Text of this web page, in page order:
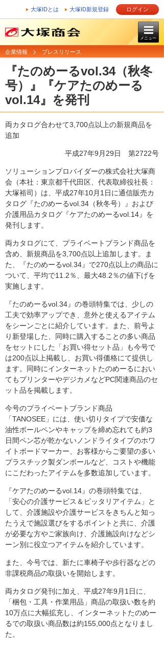
大塚IDとは 大塚ID新規登録 ログイン
メニュー
企業情報 プレスリリース
『たのめーるvol.34（秋冬
号）』『ケアたのめーる
vol.14』を発刊
両カタログ合わせて3,700点以上の新規商品を
追加
平成27年9月29日 第2722号
ソリューションプロバイダーの株式会社大塚商
会（本社：東京都千代田区、代表取締役社長：
大塚裕司）は、平成27年10月1日に通信販売カ
タログ『たのめーるvol.34（秋冬号）』および
介護用品カタログ『ケアたのめーるvol.14』を
発刊します。
両カタログにて、プライベートブランド商品を
含め、新規商品を3,700点以上追加します。ま
た、『たのめーるvol.34』で270点以上の商品に
ついて、平均で11.2％、最大48.2％の値下げを
実施します。
『たのめーるvol.34』の巻頭特集では、少しの
工夫で効率アップでき、意外と使えるアイテム
をシーンごとに紹介しています。また、前号よ
り新登場した、同時に購入することの多い商品
をセットにした「お買い得セット品」も今号で
は200点以上掲載し、お買い得価格にて提供し
ます。同時にインターネットたのめーるにおい
てもプリンターやデジカメなどPC関連商品のセ
ット品を掲載します。
今号のプライベートブランド商品
「TANOSEE」には、使い切りタイプで安価な
油性ボールペンやキャップを締め忘れても約3
日間ペン芯が乾かないノンドライタイプのホワ
イトボードマーカー、お客様からご要望の多い
プラスチック製ダンボールなど、コストや機能
にこだわったアイテムを多数追加しています。
『ケアたのめーるvol.14』の巻頭特集では、
「安心の介護サービス＆ピッタリアイテム」と
して、介護施設や介護サービスをきちんと知っ
たうえで施設選びをするポイントと共に、介護
が必要な方やご家族向け、介護施設向けなどシ
ーン別に役立つアイテムを紹介しています。
また、今号では、新たに車椅子や歩行器などの
非課税商品の取扱いを開始します。
両カタログ発刊に加え、平成27年9月1日に、
「梱包・工具・作業用品」商品の取扱い数を約
10万点に大幅拡充し、インターネットたのめー
るでの取扱い商品数は約155,000点となりまし
た。